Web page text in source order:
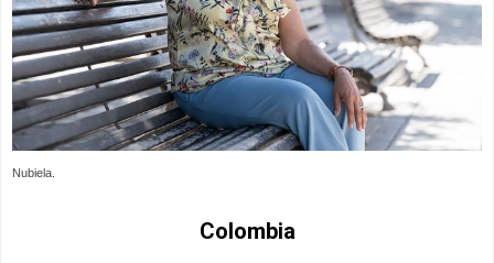
Nubiela.
Colombia